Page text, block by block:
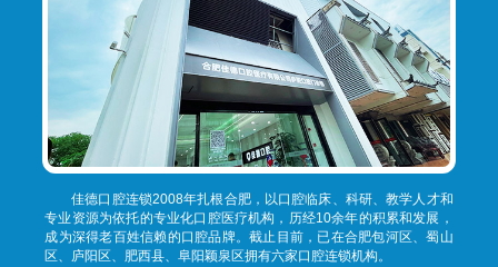
佳德口腔连锁2008年扎根合肥，以口腔临床、科研、教学人才和
专业资源为依托的专业化口腔医疗机构，历经10余年的积累和发展，
成为深得老百姓信赖的口腔品牌。截止目前，已在合肥包河区、蜀山
区、庐阳区、肥西县、阜阳颖泉区拥有六家口腔连锁机构。